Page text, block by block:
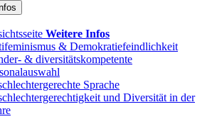
Weitere Infos
& Demokratiefeindlichkeit
& diversitätskompetente
Sprache
und Diversität in der